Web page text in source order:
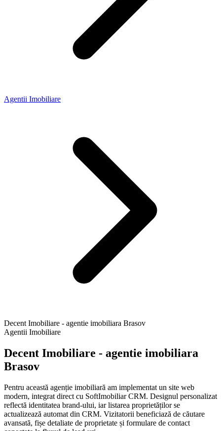
Agentii Imobiliare
Decent Imobiliare - agentie imobiliara Brasov
Agentii Imobiliare
Decent Imobiliare - agentie imobiliara
Brasov
Pentru această agenție imobiliară am implementat un site web
modern, integrat direct cu SoftImobiliar CRM. Designul personalizat
reflectă identitatea brand-ului, iar listarea proprietăților se
actualizează automat din CRM. Vizitatorii beneficiază de căutare
avansată, fișe detaliate de proprietate și formulare de contact